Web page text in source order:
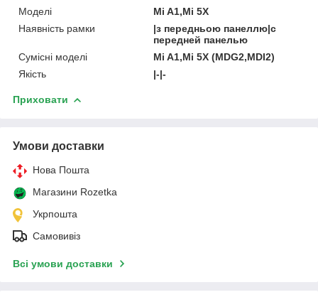
Моделі
Mi A1,Mi 5X
Наявність рамки
|з передньою панеллю|с
передней панелью
Сумісні моделі
Mi A1,Mi 5X (MDG2,MDI2)
Якість
|-|-
Приховати
Умови доставки
Нова Пошта
Магазини Rozetka
Укрпошта
Самовивіз
Всі умови доставки